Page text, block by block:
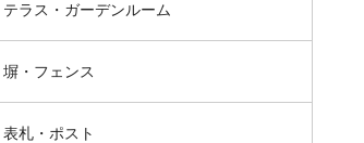
テラス・ガーデンルーム
塀・フェンス
表札・ポスト